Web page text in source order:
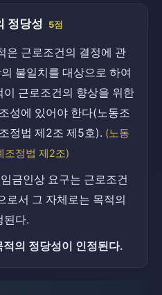
정당성 5점
은 근로조건의 결정에 관
불일치를 대상으로 하여
이 근로조건의 향상을 위한
성에 있어야 한다(노동조
정법 제2조 제5호). (노동
조정법 제2조)
금인상 요구는 근로조건
로서 그 자체로는 목적의
된다.
의 정당성이 인정된다.